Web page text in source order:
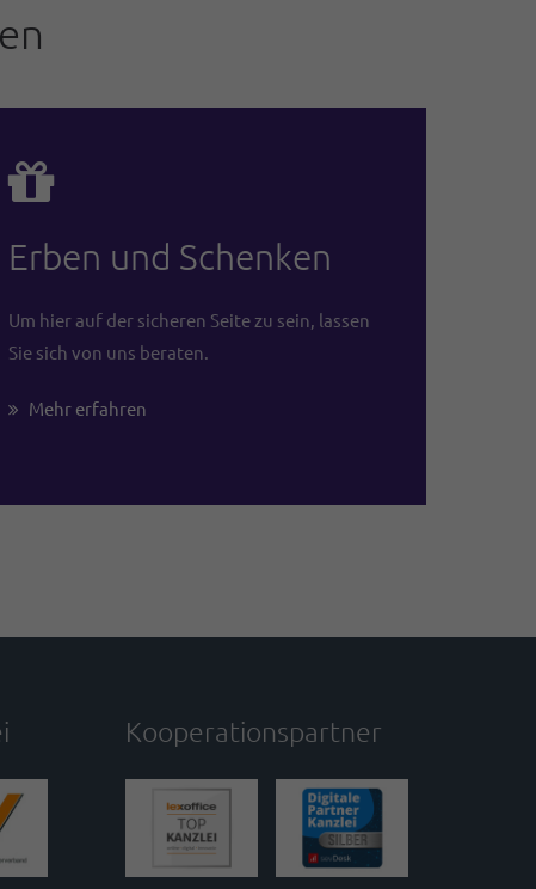
Erben und Schenken
Um hier auf der sicheren Seite zu sein, lassen
Sie sich von uns beraten.
Mehr erfahren
Kooperationspartner